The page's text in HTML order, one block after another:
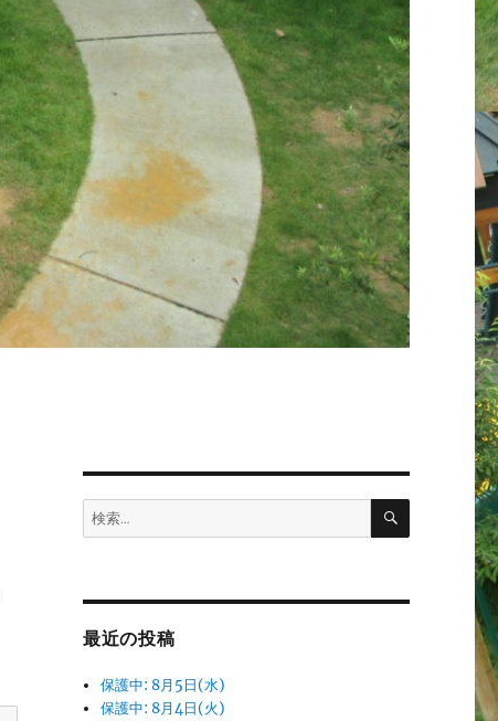
検
索:
検
最近の投稿
保護中: 8月5日(水)
保護中: 8月4日(火)